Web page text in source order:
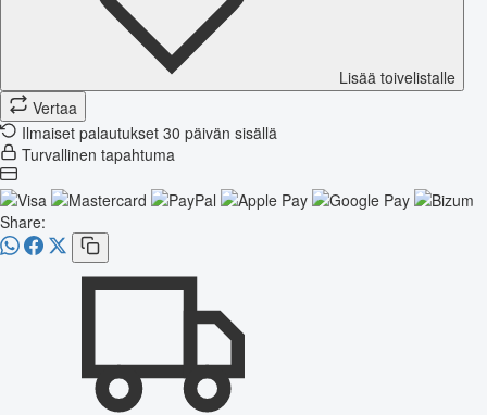
Lisää toivelistalle
Vertaa
Ilmaiset palautukset 30 päivän sisällä
Turvallinen tapahtuma
Share: